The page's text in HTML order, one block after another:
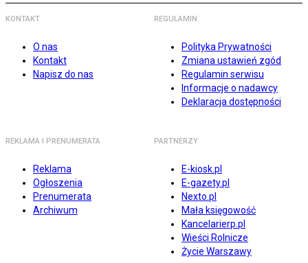
KONTAKT
O nas
Kontakt
Napisz do nas
REGULAMIN
Polityka Prywatności
Zmiana ustawień zgód
Regulamin serwisu
Informacje o nadawcy
Deklaracja dostępności
REKLAMA I PRENUMERATA
Reklama
Ogłoszenia
Prenumerata
Archiwum
PARTNERZY
E-kiosk.pl
E-gazety.pl
Nexto.pl
Mała księgowość
Kancelarierp.pl
Wieści Rolnicze
Życie Warszawy